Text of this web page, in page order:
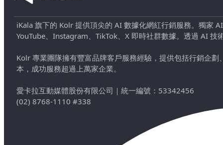
iKala 旗下的 Kolr 提供頂尖的 AI 數據化網紅行銷服務。獨家
YouTube、Instagram、TikTok、X 即時社群數據。透過 AI
Kolr 專業團隊擁有豐富品牌客戶服務經驗，提供包括行銷企
本，成功服務超過上萬家企業。
愛卡拉互動媒體股份有限公司 ｜ 統一編號：53342456
(02) 8768-1110 #338